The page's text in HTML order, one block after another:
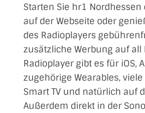
Starten Sie hr1
auf der Webseite oder
des Radioplayers
zusätzliche Werbung auf all
Radioplayer gibt es für iOS,
zugehörige Wearables,
Smart TV und natürlich auf
Außerdem direkt in der